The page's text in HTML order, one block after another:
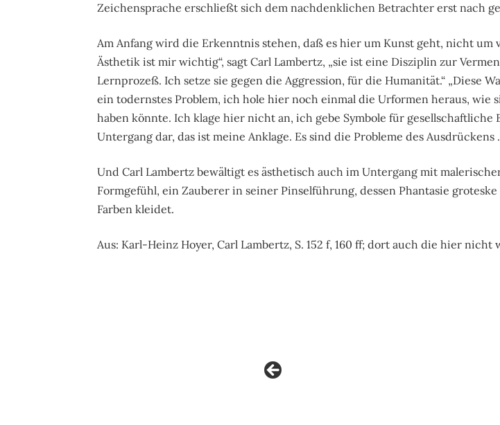
Zeichensprache erschließt sich dem nachdenklichen Betrachter erst nach
Am Anfang wird die Erkenntnis stehen, daß es hier um Kunst geht, nicht
Ästhetik ist mir wichtig“, sagt Carl Lambertz, „sie ist eine Disziplin zur
Lernprozeß. Ich setze sie gegen die Aggression, für die Humanität.“ „Diese
ein todernstes Problem, ich hole hier noch einmal die Urformen heraus, wie
haben könnte. Ich klage hier nicht an, ich gebe Symbole für gesellschaftliche
Untergang dar, das ist meine Anklage. Es sind die Probleme des Ausdrückens
Und Carl Lambertz bewältigt es ästhetisch auch im Untergang mit
Formgefühl, ein Zauberer in seiner Pinselführung, dessen Phantasie
Farben kleidet.
Aus: Karl-Heinz Hoyer, Carl Lambertz, S. 152 f, 160 ff; dort auch die hier nicht